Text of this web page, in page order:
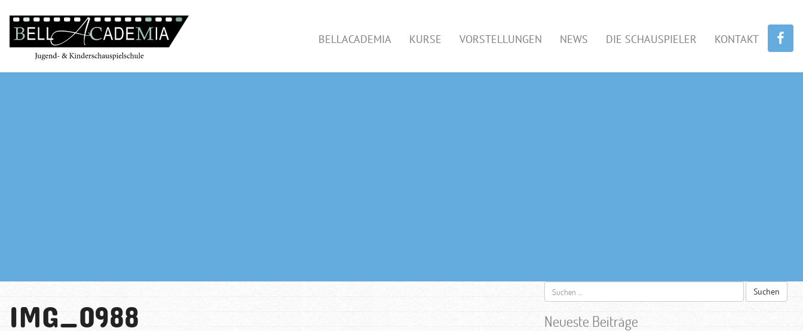
BELLACADEMIA KURSE VORSTELLUNGEN NEWS DIE SCHAUSPIELER KONTAKT
IMG_0988
Suchen
nach:
Neueste Beiträge